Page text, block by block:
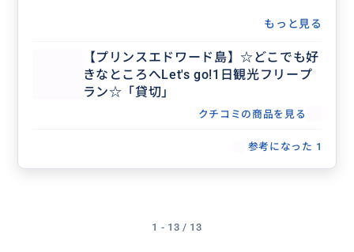
もっと見る
【プリンスエドワード島】☆どこでも好
きなところへLet's go!1日観光フリープ
ラン☆「貸切」
クチコミの商品を見る
参考になった 1
1 - 13 / 13